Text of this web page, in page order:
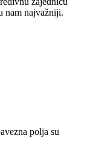
nam najvažniji.
polja su